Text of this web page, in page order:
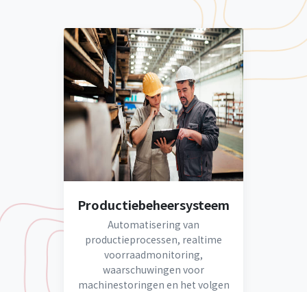
Productiebeheersysteem
Automatisering van
productieprocessen, realtime
voorraadmonitoring,
waarschuwingen voor
machinestoringen en het volgen